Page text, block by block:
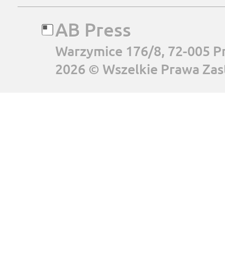
AB Press
Warzymice 176/8, 72-005
2026 © Wszelkie Prawa